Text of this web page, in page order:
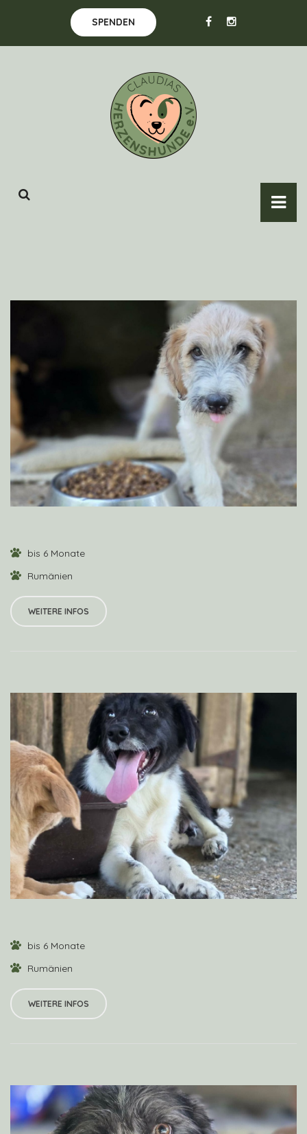
SPENDEN
VIEW PROFILE
bis 6 Monate
Rumänien
WEITERE INFOS
VIEW PROFILE
bis 6 Monate
Rumänien
WEITERE INFOS